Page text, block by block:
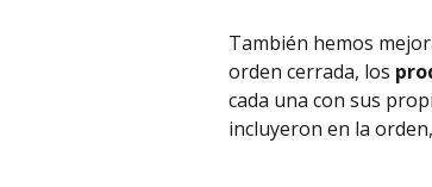
También hemos
orden cerrada, los
cada una con sus
incluyeron en la